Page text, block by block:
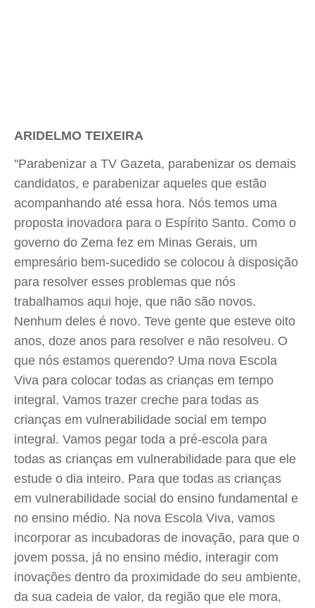
ARIDELMO TEIXEIRA
"Parabenizar a TV Gazeta, parabenizar os demais
candidatos, e parabenizar aqueles que estão
acompanhando até essa hora. Nós temos uma
proposta inovadora para o Espírito Santo. Como o
governo do Zema fez em Minas Gerais, um
empresário bem-sucedido se colocou à disposição
para resolver esses problemas que nós
trabalhamos aqui hoje, que não são novos.
Nenhum deles é novo. Teve gente que esteve oito
anos, doze anos para resolver e não resolveu. O
que nós estamos querendo? Uma nova Escola
Viva para colocar todas as crianças em tempo
integral. Vamos trazer creche para todas as
crianças em vulnerabilidade social em tempo
integral. Vamos pegar toda a pré-escola para
todas as crianças em vulnerabilidade para que ele
estude o dia inteiro. Para que todas as crianças
em vulnerabilidade social do ensino fundamental e
no ensino médio. Na nova Escola Viva, vamos
incorporar as incubadoras de inovação, para que o
jovem possa, já no ensino médio, interagir com
inovações dentro da proximidade do seu ambiente,
da sua cadeia de valor, da região que ele mora,